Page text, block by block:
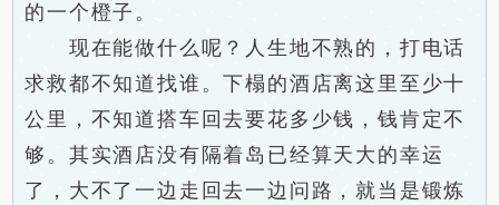
的一个橙子。
现在能做什么呢？人生地不熟的，打电话
求救都不知道找谁。下榻的酒店离这里至少十
公里，不知道搭车回去要花多少钱，钱肯定不
够。其实酒店没有隔着岛已经算天大的幸运
了，大不了一边走回去一边问路，就当是锻炼